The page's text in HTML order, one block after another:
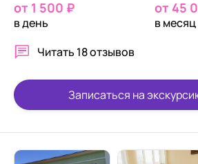
от 1 500 ₽
в день
от 45
в месяц
Читать 18 отзывов
Записаться на